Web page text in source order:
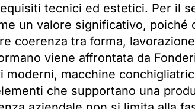
tecnici ed estetici. Per il
un valore significativo, poiché
coerenza tra forma,
viene affrontata da
moderni, macchine
che supportano una